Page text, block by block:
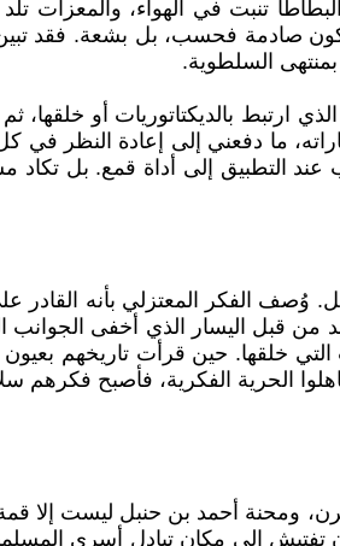
تنبت في الهواء، والمعزات تلد
تكون صادمة فحسب، بل بشعة. فقد
السلطوية.
بالديكتاتوريات أو خلقها،
ما دفعني إلى إعادة النظر
عند التطبيق إلى أداة قمع. بل
وُصف الفكر المعتزلي بأنه القادر
قبل اليسار الذي أخفى الجوانب
خلقها. حين قرأت تاريخهم بعيون
الحرية الفكرية، فأصبح فكرهم
أحمد بن حنبل ليست إلا
إلى مكان تبادل أسرى